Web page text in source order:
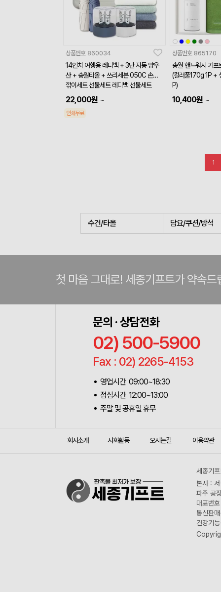
상품번호 860034
14인치 여행용 레디백 + 3단 자동 양우
산 + 송월타올 + 쓰리세븐 050C 손톱
깎이세트 선물세트 레디백 선물세트
22,000원 ~
인쇄무료
상품번호 865170
송월 핸드워시 기프
(컬러풀170g 1P +
P)
10,400원 ~
1
수건/타올 담요/쿠션/방석
첫 마음 그대로! 세종기프트가 약속드
문의 · 상담전화
02) 500-5900
Fax : 02) 2265-4153
영업시간 09:00~18:30
점심시간 12:00~13:00
주말 및 공휴일 휴무
회사소개 사회활동 오시는길 이용약관
세종기
본사 :
파주 공
대표번
통신판
건강기